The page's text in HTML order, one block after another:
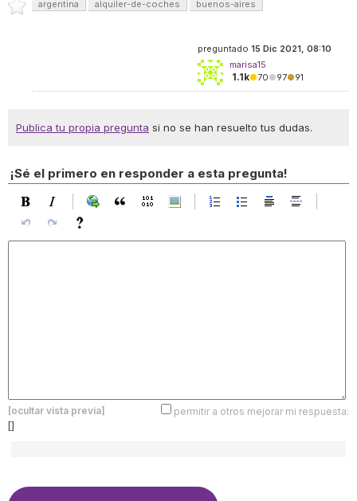
argentina alquiler-de-coches buenos-aires
preguntado 15 Dic 2021, 08:10
marisa15
1.1k●70●97●91
Publica tu propia pregunta si no se han resuelto tus dudas.
¡Sé el primero en responder a esta pregunta!
[ocultar vista previa]
permitir a otros mejorar mi respuesta:
[]